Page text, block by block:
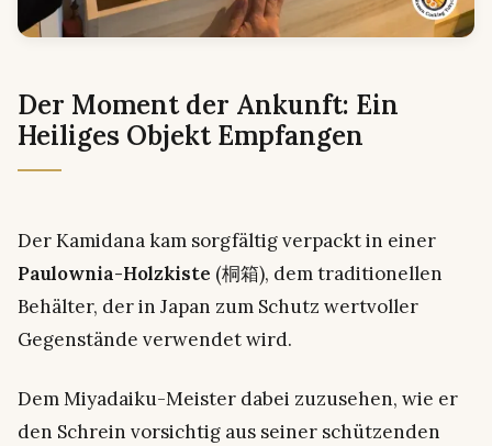
Der Moment der Ankunft: Ein
Heiliges Objekt Empfangen
Der Kamidana kam sorgfältig verpackt in einer
Paulownia-Holzkiste (桐箱), dem traditionellen
Behälter, der in Japan zum Schutz wertvoller
Gegenstände verwendet wird.
Dem Miyadaiku-Meister dabei zuzusehen, wie er
den Schrein vorsichtig aus seiner schützenden